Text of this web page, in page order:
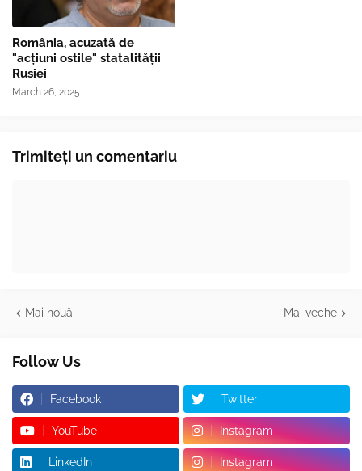
România, acuzată de
"acțiuni ostile" statalității
Rusiei
March 26, 2025
Trimiteți un comentariu
Mai nouă Mai veche
Follow Us
Facebook Twitter
YouTube Instagram
LinkedIn Instagram